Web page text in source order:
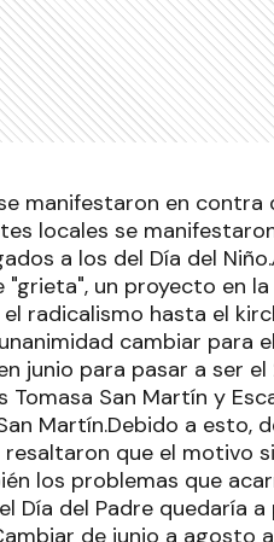
manifestaron en
locales se
a los del Día del Niño.
un proyecto en
radicalismo hasta el
cambiar para
junio para pasar a ser
San Martín y
Martín.Debido a esto,
que el motivo
los problemas que
Día del Padre quedaría
de junio a agosto